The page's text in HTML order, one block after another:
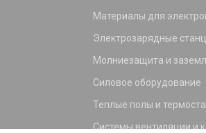
Материалы для
Электрозарядные
Молниезащита и
Силовое оборудование
Теплые полы и
Системы вентиляции и